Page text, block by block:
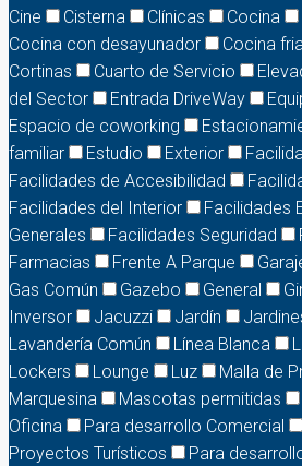
Cine
Cisterna Clínicas Cocina
Cocina con desayunador
Cocina
Cortinas
Cuarto de Servicio
del Sector
Entrada DriveWay
Espacio de coworking
familiar
Estudio Exterior
Facilidades de Accesibilidad
Facilidades del Interior
Facilidades
Generales
Facilidades Seguridad
Farmacias
Frente A Parque
Gas Común
Gazebo General
Inversor
Jacuzzi Jardín
Lavandería Común
Línea Blanca
Lockers
Lounge Luz
Malla de
Marquesina
Mascotas permitidas
Oficina
Para desarrollo Comercial
Proyectos Turísticos
Para